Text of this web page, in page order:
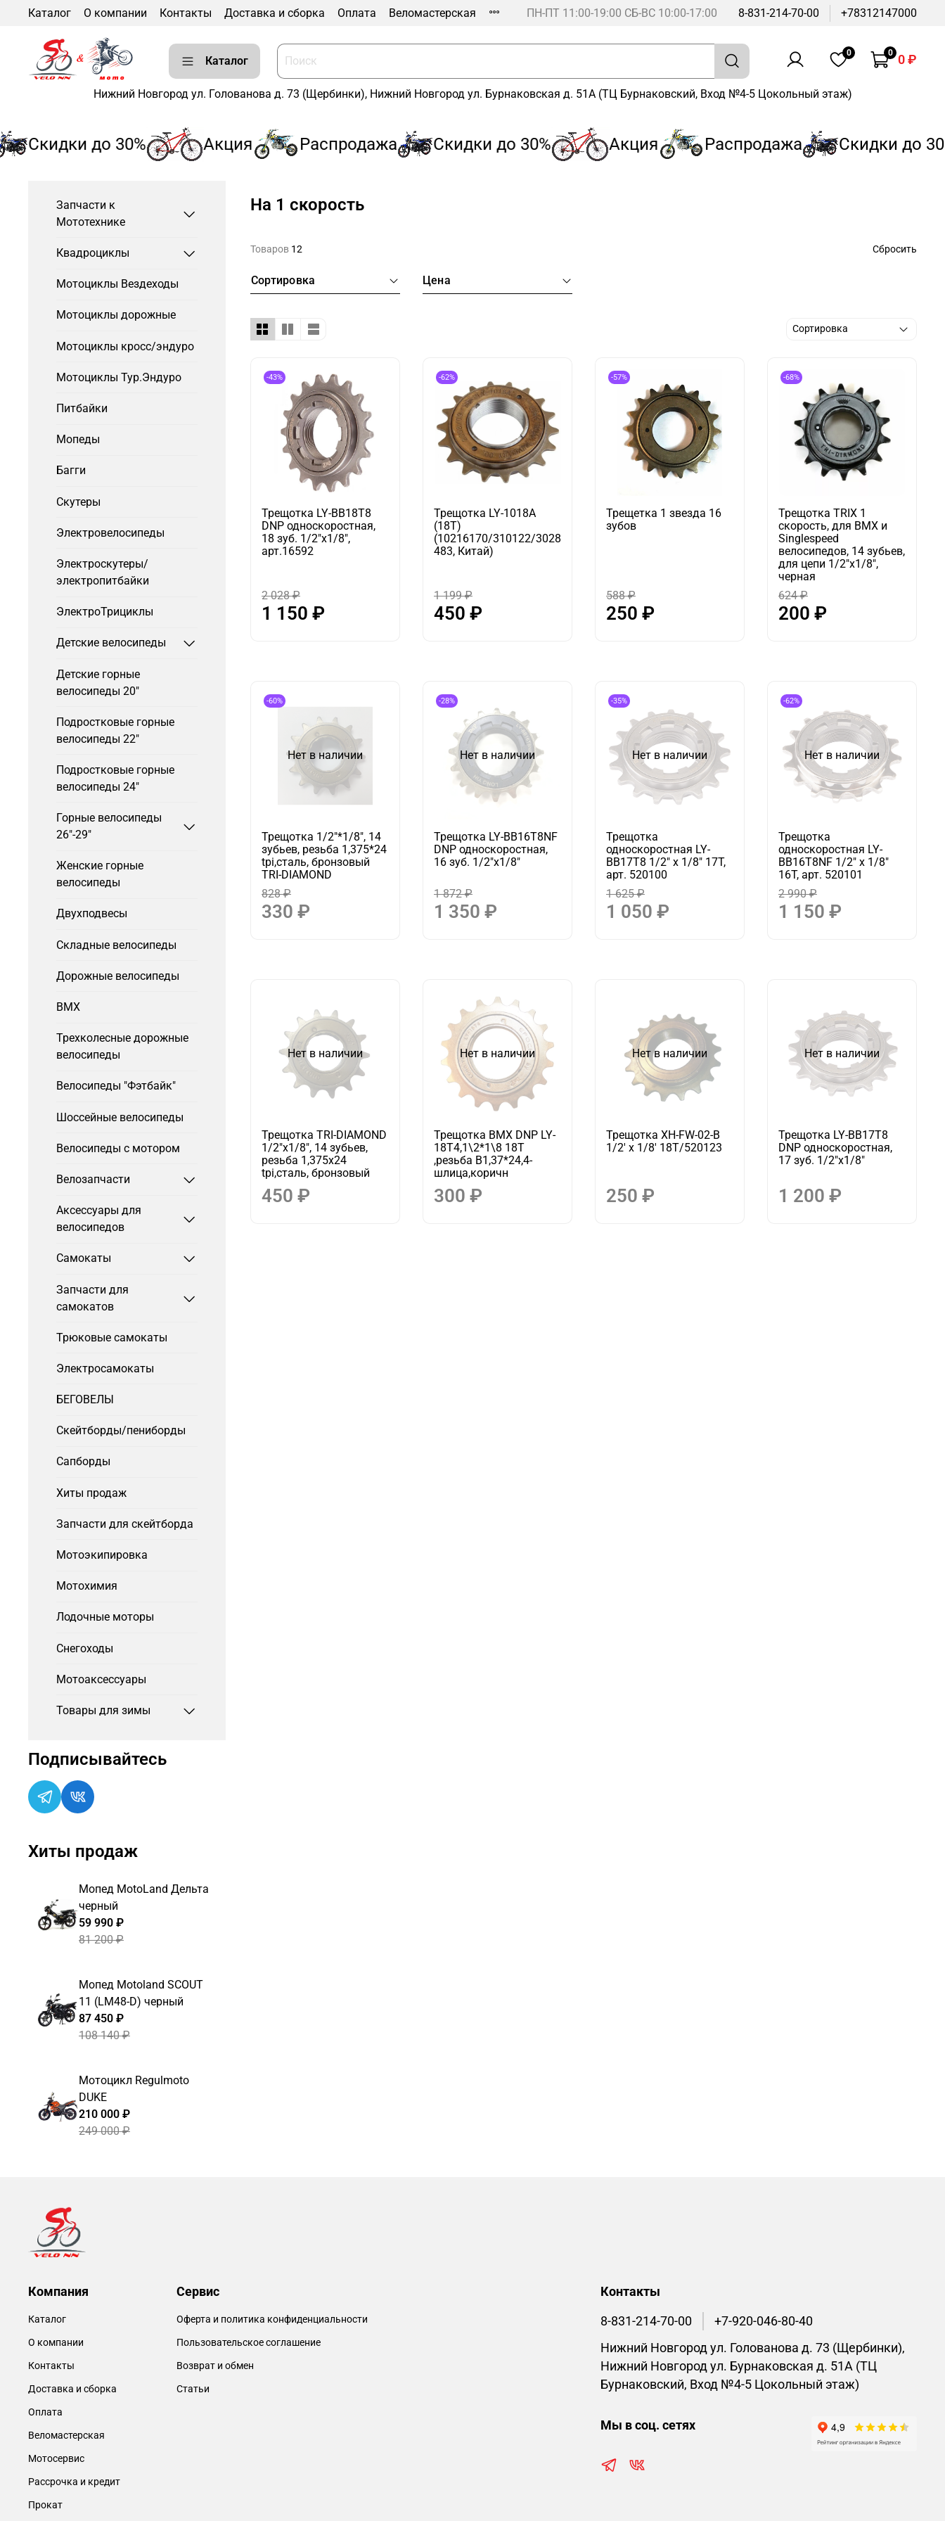
Каталог О компании Контакты Доставка и сборка Оплата Веломастерская ПН-ПТ 11:00-19:00 СБ-ВС 10:00-17:00 8-831-214-70-00 +78312147000
Каталог
0 0 0 ₽
Нижний Новгород ул. Голованова д. 73 (Щербинки), Нижний Новгород ул. Бурнаковская д. 51А (ТЦ Бурнаковский, Вход №4-5 Цокольный этаж)
Скидки до 30% Акция Распродажа Скидки до 30% Акция Распродажа Скидки до 30%
На 1 скорость
Товаров 12 Сбросить
Сортировка Цена
-43%
Трещотка LY-BB18T8
DNP односкоростная,
18 зуб. 1/2"х1/8",
арт.16592
2 028 ₽
1 150 ₽
-62%
Трещотка LY-1018A
(18T)
(10216170/310122/3028
483, Китай)
1 199 ₽
450 ₽
-57%
Трещетка 1 звезда 16
зубов
588 ₽
250 ₽
-68%
Трещотка TRIX 1
скорость, для BMX и
Singlespeed
велосипедов, 14 зубьев,
для цепи 1/2"х1/8",
черная
624 ₽
200 ₽
Нет в наличии
-60%
Трещотка 1/2"*1/8", 14
зубьев, резьба 1,375*24
tpi,сталь, бронзовый
TRI-DIAMOND
828 ₽
330 ₽
Нет в наличии
-28%
Трещотка LY-BB16T8NF
DNP односкоростная,
16 зуб. 1/2"х1/8"
1 872 ₽
1 350 ₽
Нет в наличии
-35%
Трещотка
односкоростная LY-
BB17T8 1/2" х 1/8" 17T,
арт. 520100
1 625 ₽
1 050 ₽
Нет в наличии
-62%
Трещотка
односкоростная LY-
BB16T8NF 1/2" х 1/8"
16T, арт. 520101
2 990 ₽
1 150 ₽
Нет в наличии
Трещотка TRI-DIAMOND
1/2"х1/8", 14 зубьев,
резьба 1,375х24
tpi,сталь, бронзовый
450 ₽
Нет в наличии
Трещотка BMX DNP LY-
18T4,1\2*1\8 18T
,резьба B1,37*24,4-
шлица,коричн
300 ₽
Нет в наличии
Трещотка XH-FW-02-B
1/2' х 1/8' 18T/520123
250 ₽
Нет в наличии
Трещотка LY-BB17T8
DNP односкоростная,
17 зуб. 1/2"х1/8"
1 200 ₽
Запчасти к
Мототехнике
Квадроциклы
Мотоциклы Вездеходы
Мотоциклы дорожные
Мотоциклы кросс/эндуро
Мотоциклы Тур.Эндуро
Питбайки
Мопеды
Багги
Скутеры
Электровелосипеды
Электроскутеры/
электропитбайки
ЭлектроТрициклы
Детские велосипеды
Детские горные
велосипеды 20"
Подростковые горные
велосипеды 22"
Подростковые горные
велосипеды 24"
Горные велосипеды
26"-29"
Женские горные
велосипеды
Двухподвесы
Складные велосипеды
Дорожные велосипеды
BMX
Трехколесные дорожные
велосипеды
Велосипеды "Фэтбайк"
Шоссейные велосипеды
Велосипеды с мотором
Велозапчасти
Аксессуары для
велосипедов
Самокаты
Запчасти для
самокатов
Трюковые самокаты
Электросамокаты
БЕГОВЕЛЫ
Скейтборды/пениборды
Сапборды
Хиты продаж
Запчасти для скейтборда
Мотоэкипировка
Мотохимия
Лодочные моторы
Снегоходы
Мотоаксессуары
Товары для зимы
Подписывайтесь
Хиты продаж
Мопед MotoLand Дельта
черный
59 990 ₽
81 200 ₽
Мопед Motoland SCOUT
11 (LM48-D) черный
87 450 ₽
108 140 ₽
Мотоцикл Regulmoto
DUKE
210 000 ₽
249 000 ₽
Компания
Каталог
О компании
Контакты
Доставка и сборка
Оплата
Веломастерская
Мотосервис
Рассрочка и кредит
Прокат
Сервис
Оферта и политика конфиденциальности
Пользовательское соглашение
Возврат и обмен
Статьи
Контакты
8-831-214-70-00
+7-920-046-80-40
Нижний Новгород ул. Голованова д. 73 (Щербинки),
Нижний Новгород ул. Бурнаковская д. 51А (ТЦ
Бурнаковский, Вход №4-5 Цокольный этаж)
Мы в соц. сетях